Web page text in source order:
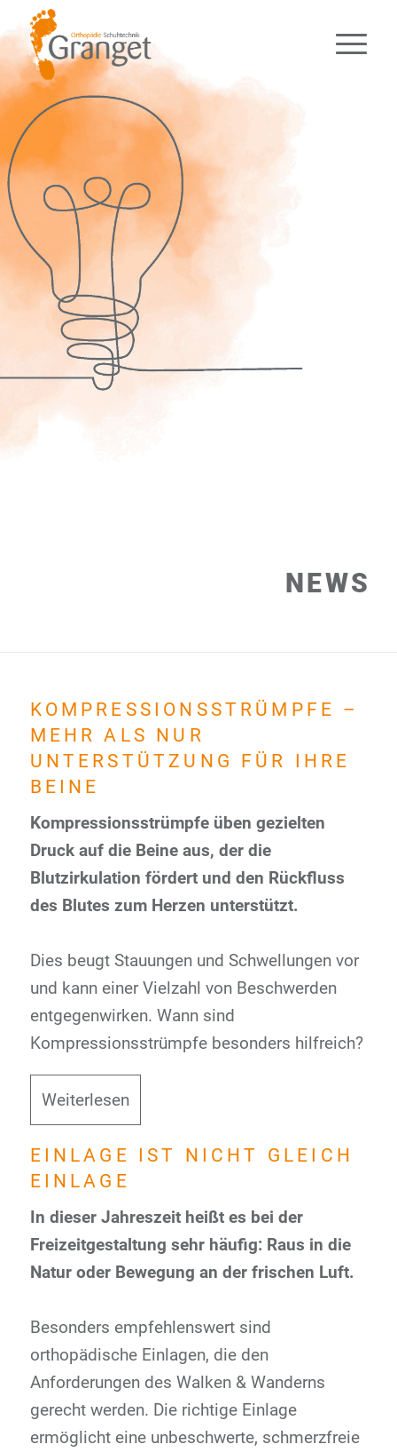
NEWS
KOMPRESSIONSSTRÜMPFE –
MEHR ALS NUR
UNTERSTÜTZUNG FÜR IHRE
BEINE
Kompressionsstrümpfe üben gezielten
Druck auf die Beine aus, der die
Blutzirkulation fördert und den Rückfluss
des Blutes zum Herzen unterstützt.
Dies beugt Stauungen und Schwellungen vor
und kann einer Vielzahl von Beschwerden
entgegenwirken. Wann sind
Kompressionsstrümpfe besonders hilfreich?
Weiterlesen
EINLAGE IST NICHT GLEICH
EINLAGE
In dieser Jahreszeit heißt es bei der
Freizeitgestaltung sehr häufig: Raus in die
Natur oder Bewegung an der frischen Luft.
Besonders empfehlenswert sind
orthopädische Einlagen, die den
Anforderungen des Walken & Wanderns
gerecht werden. Die richtige Einlage
ermöglicht eine unbeschwerte, schmerzfreie